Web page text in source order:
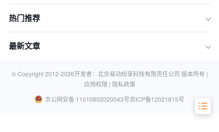
关于纽顿流体科技有限公司
热门推荐
最新文章
© Copyright 2012-2026开发者：北京易动纷享科技有限责任公司 版本所有 |
应用权限 | 隐私政策
京公网安备 11010802020043号京ICP备12021815号